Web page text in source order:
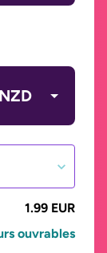
NZD
1.99 EUR
ouvrables